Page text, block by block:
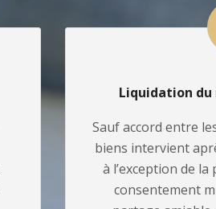
Liquidation
Sauf accord entre
biens intervient
à l’exception de
consentement